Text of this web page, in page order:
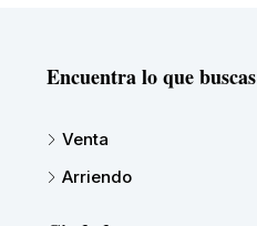
Encuentra lo que buscas
Venta
Arriendo